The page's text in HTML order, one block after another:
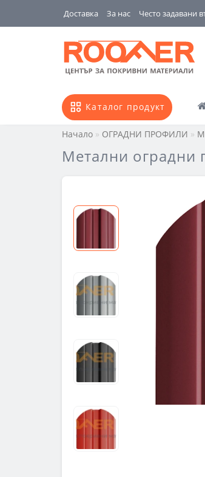
Доставка За нас Често задавани
Каталог продукт
Начало ОГРАДНИ ПРОФИЛИ
Метални оградни